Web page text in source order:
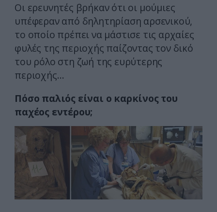
Οι ερευνητές βρήκαν ότι οι μούμιες
υπέφεραν από δηλητηρίαση αρσενικού,
το οποίο πρέπει να μάστισε τις αρχαίες
φυλές της περιοχής παίζοντας τον δικό
του ρόλο στη ζωή της ευρύτερης
περιοχής…
Πόσο παλιός είναι ο καρκίνος του
παχέος εντέρου;